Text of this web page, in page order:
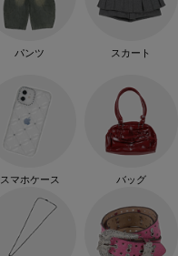
パンツ スカート
スマホケース バッグ